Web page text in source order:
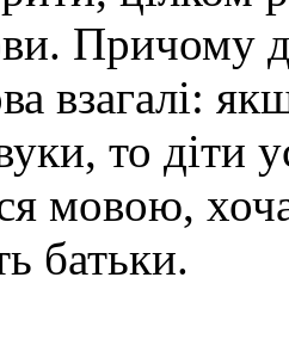
Причому
взагалі:
то діти
мовою,
батьки.